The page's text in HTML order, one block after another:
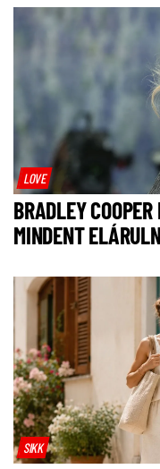
LOVE
BRADLEY
MINDENT
SIKK